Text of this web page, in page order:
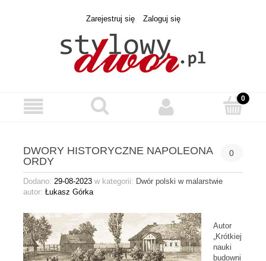
Zarejestruj się Zaloguj się
DWORY HISTORYCZNE NAPOLEONA
ORDY
0
Dodano: 29-08-2023 w kategorii: Dwór polski w malarstwie
autor: Łukasz Górka
Autor
„Krótkiej
nauki
budowni